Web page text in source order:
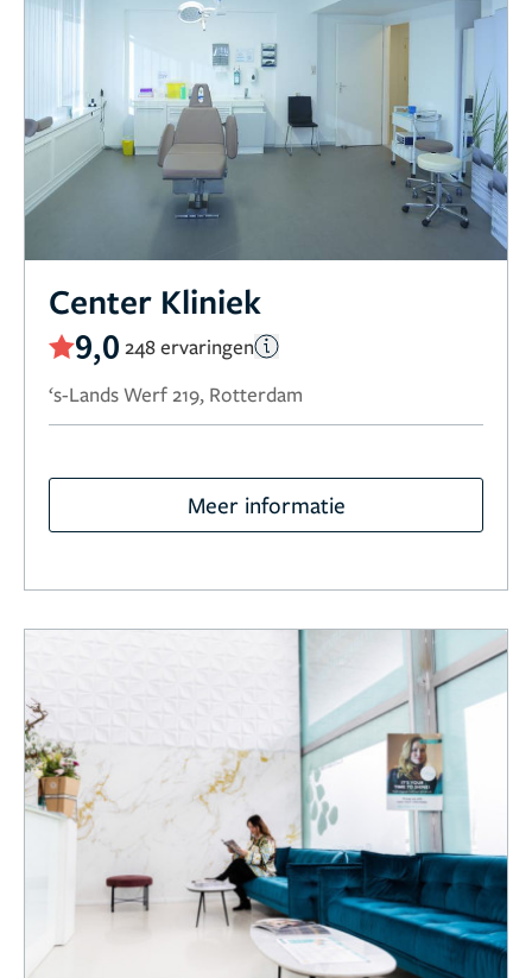
Center Kliniek
9,0 248 ervaringen
‘s-Lands Werf 219, Rotterdam
Meer informatie